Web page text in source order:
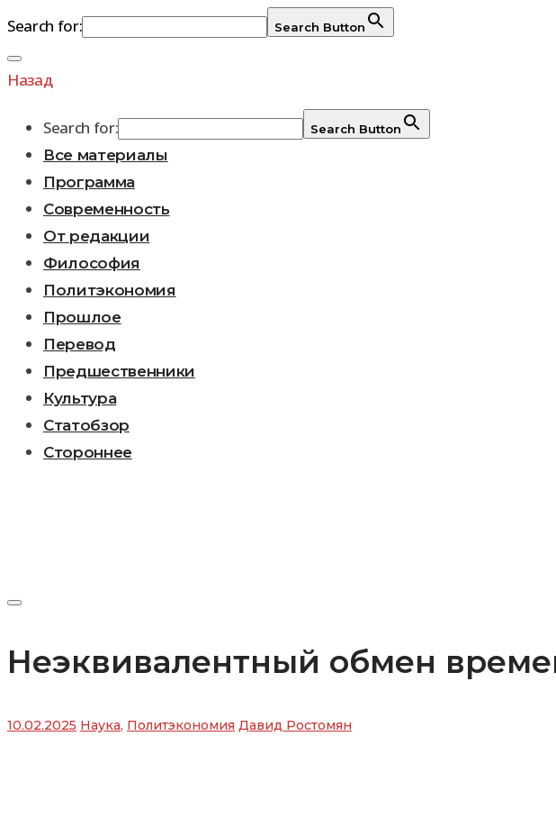
Search for: Search Button
Перейти
к
Назад
Search for: Search Button
Все материалы
Программа
Современность
От редакции
Философия
Политэкономия
Прошлое
Перевод
Предшественники
Культура
Статобзор
Стороннее
Неэквивалентный обмен
10.02.2025 Наука, Политэкономия Давид Ростомян